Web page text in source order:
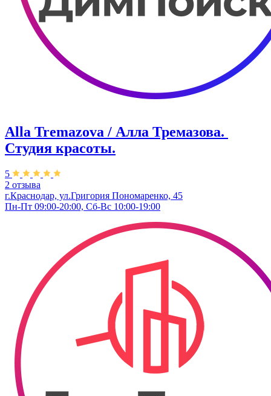
Alla Tremazova / Алла Тремазова. ​
Студия красоты.
5
2 отзыва
г.Краснодар, ул.​Григория Пономаренко, 45
Пн-Пт 09:00-20:00, Сб-Вс 10:00-19:00